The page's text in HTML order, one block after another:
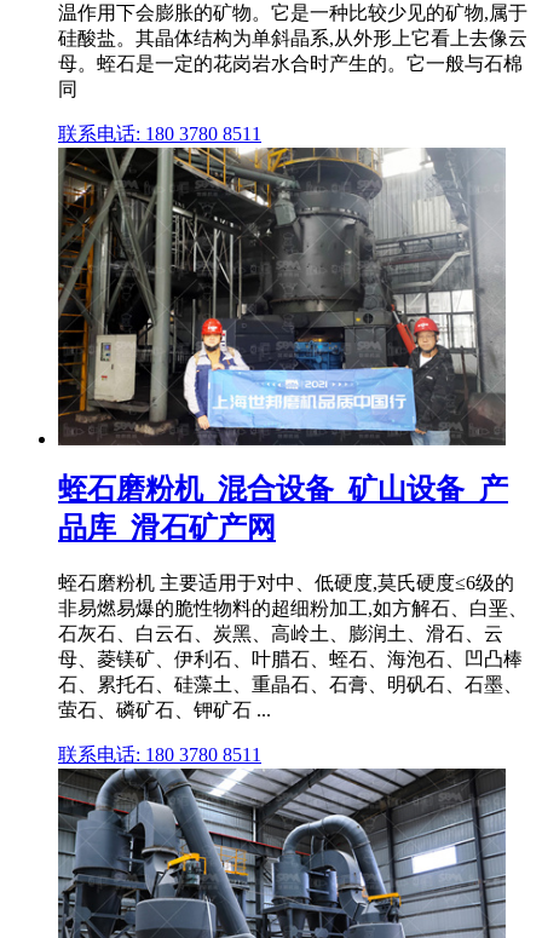
温作用下会膨胀的矿物。它是一种比较少见的矿物,属于
硅酸盐。其晶体结构为单斜晶系,从外形上它看上去像云
母。蛭石是一定的花岗岩水合时产生的。它一般与石棉
同
联系电话: 180 3780 8511
蛭石磨粉机_混合设备_矿山设备_产
品库_滑石矿产网
蛭石磨粉机 主要适用于对中、低硬度,莫氏硬度≤6级的
非易燃易爆的脆性物料的超细粉加工,如方解石、白垩、
石灰石、白云石、炭黑、高岭土、膨润土、滑石、云
母、菱镁矿、伊利石、叶腊石、蛭石、海泡石、凹凸棒
石、累托石、硅藻土、重晶石、石膏、明矾石、石墨、
萤石、磷矿石、钾矿石 ...
联系电话: 180 3780 8511